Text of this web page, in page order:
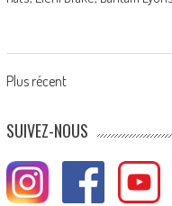
Posts
navigation
Plus récent
SUIVEZ-NOUS